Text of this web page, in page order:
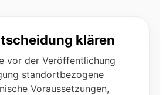
klären
vor der Veröffentlichung
standortbezogene
Voraussetzungen,